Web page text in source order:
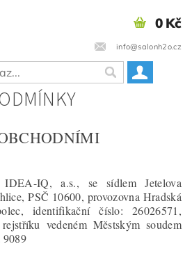
info@salonh2o.cz
0 Kč
IDEA-IQ, a.s., se sídlem Jetelova
PSČ 10600, provozovna Hradská
identifikační číslo: 26026571,
vedeném Městským soudem
9089